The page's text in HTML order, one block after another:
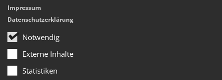
Notwendig
Externe Inhalte
Statistiken
Impressum
Datenschutzerklärung